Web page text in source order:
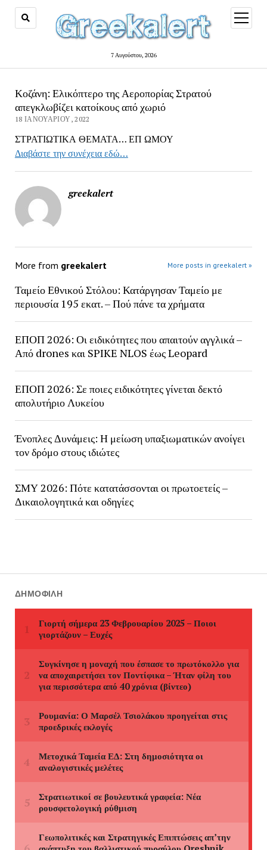
7 Αυγούστου, 2026
open
menu
Κοζάνη: Ελικόπτερο της Αεροπορίας Στρατού
απεγκλωβίζει κατοίκους από χωριό
18 ΙΑΝΟΥΑΡΊΟΥ, 2022
ΣΤΡΑΤΙΩΤΙΚΑ ΘΕΜΑΤΑ… ΕΠ ΩΜΟΥ
Διαβάστε την συνέχεια εδώ…
greekalert
More from greekalert More posts in greekalert »
Ταμείο Εθνικού Στόλου: Κατάργησαν Ταμείο με
περιουσία 195 εκατ. – Πού πάνε τα χρήματα
ΕΠΟΠ 2026: Οι ειδικότητες που απαιτούν αγγλικά –
Από drones και SPIKE NLOS έως Leopard
ΕΠΟΠ 2026: Σε ποιες ειδικότητες γίνεται δεκτό
απολυτήριο Λυκείου
Ένοπλες Δυνάμεις: Η μείωση υπαξιωματικών ανοίγει
τον δρόμο στους ιδιώτες
ΣΜΥ 2026: Πότε κατατάσσονται οι πρωτοετείς –
Δικαιολογητικά και οδηγίες
ΔΗΜΟΦΙΛΉ